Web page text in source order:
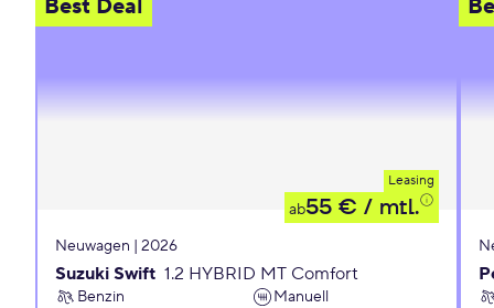
Best Deal
Leasing
ab55 € / mtl.
Neuwagen | 2026
Suzuki Swift 1.2 HYBRID MT Comfort
Benzin
Manuell